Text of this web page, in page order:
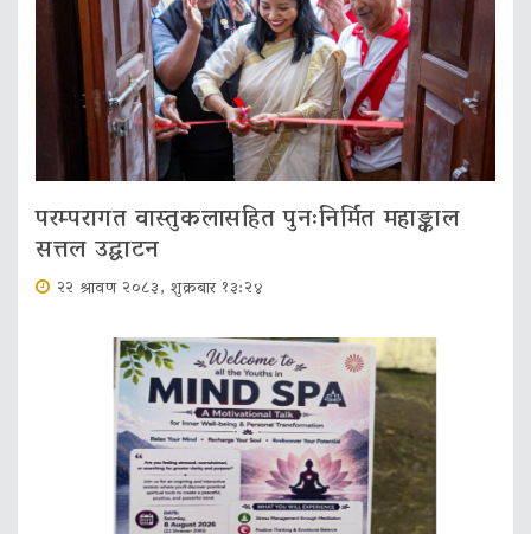
परम्परागत वास्तुकलासहित पुनःनिर्मित महाङ्काल
सत्तल उद्घाटन
२२ श्रावण २०८३, शुक्रबार १३:२४